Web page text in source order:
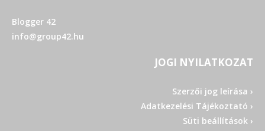
Blogger 42
info@group42.hu
JOGI NYILATKOZAT
Szerzői jog leírása ›
Adatkezelési Tájékoztató ›
Süti beállítások ›